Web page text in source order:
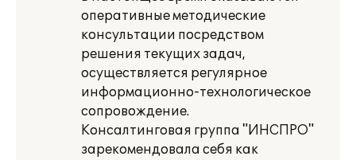
оперативные методические
консультации посредством
решения текущих задач,
осуществляется регулярное
информационно-технологическое
сопровождение.
Консалтинговая группа "ИНСПРО"
зарекомендовала себя как